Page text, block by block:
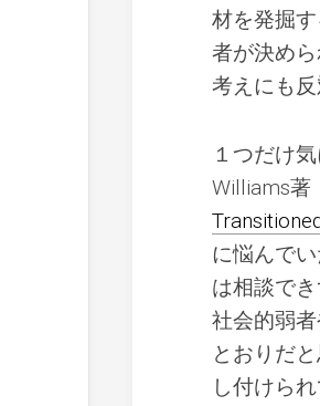
材を発掘
者が決め
考えにも反
１つだけ
Williams著
に悩んで
は相談で
社会的弱
とおりだ
し付けら